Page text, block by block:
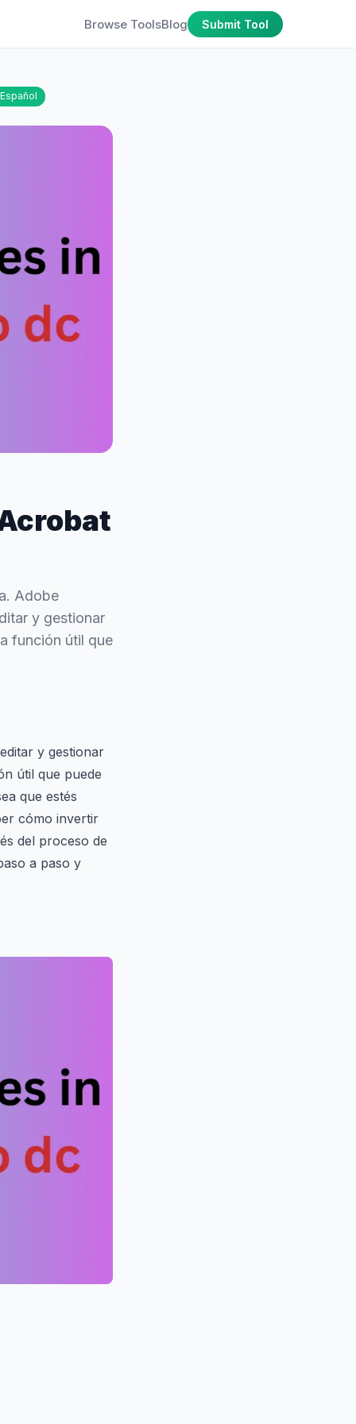
Browse ToolsBlog Submit Tool
Español
Adobe
y gestionar
función útil que
y gestionar
útil que puede
que estés
cómo invertir
del proceso de
a paso y